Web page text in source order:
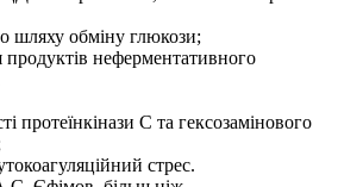
шляху обміну глюкози;
неферментативного
протеїнкінази С та гексозамінового
стрес.